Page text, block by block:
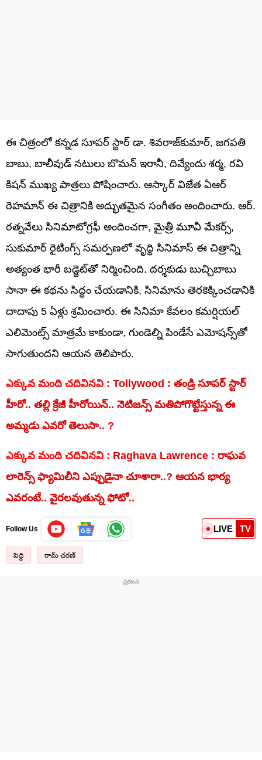
ఈ చిత్రంలో కన్నడ సూపర్ స్టార్ డా. శివరాజ్‌కుమార్, జగపతి
బాబు, బాలీవుడ్ నటులు బొమన్ ఇరానీ, దివ్యేందు శర్మ, రవి
కిషన్ ముఖ్య పాత్రలు పోషించారు. ఆస్కార్ విజేత ఏఆర్
రెహమాన్ ఈ చిత్రానికి అద్భుతమైన సంగీతం అందించారు. ఆర్.
రత్నవేలు సినిమాటోగ్రఫీ అందించగా, మైత్రీ మూవీ మేకర్స్,
సుకుమార్ రైటింగ్స్ సమర్పణలో వృద్ధి సినిమాస్ ఈ చిత్రాన్ని
అత్యంత భారీ బడ్జెట్‌తో నిర్మించింది. దర్శకుడు బుచ్చిబాబు
సానా ఈ కథను సిద్ధం చేయడానికి, సినిమాను తెరకెక్కించడానికి
దాదాపు 5 ఏళ్లు శ్రమించారు. ఈ సినిమా కేవలం కమర్షియల్
ఎలిమెంట్స్ మాత్రమే కాకుండా, గుండెల్ని పిండేసే ఎమోషన్స్‌తో
సాగుతుందని ఆయన తెలిపారు.
ఎక్కువ మంది చదివినవి : Tollywood : తండ్రి సూపర్ స్టార్
హీరో.. తల్లి క్రేజీ హీరోయిన్.. నెటిజన్స్ మతిపోగొట్టేస్తున్న ఈ
అమ్మడు ఎవరో తెలుసా.. ?
ఎక్కువ మంది చదివినవి : Raghava Lawrence : రాఘవ
లారెన్స్ ఫ్యామిలీని ఎప్పుడైనా చూశారా..? ఆయన భార్య
ఎవరంటే.. వైరలవుతున్న ఫోటో..
Follow Us LIVE TV
పెద్ది రామ్ చ‌ర‌ణ్‌